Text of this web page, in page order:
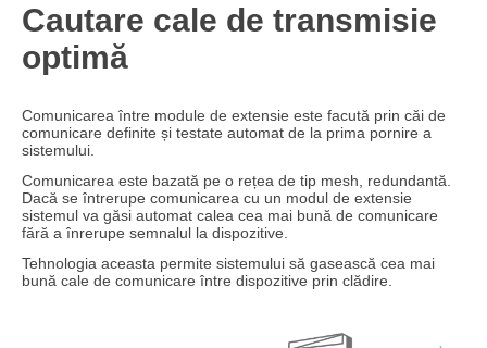
Cautare cale de transmisie
optimă
Comunicarea între module de extensie este facută prin căi de
comunicare definite și testate automat de la prima pornire a
sistemului.
Comunicarea este bazată pe o rețea de tip mesh, redundantă.
Dacă se întrerupe comunicarea cu un modul de extensie
sistemul va găsi automat calea cea mai bună de comunicare
fără a înrerupe semnalul la dispozitive.
Tehnologia aceasta permite sistemului să gasească cea mai
bună cale de comunicare între dispozitive prin clădire.